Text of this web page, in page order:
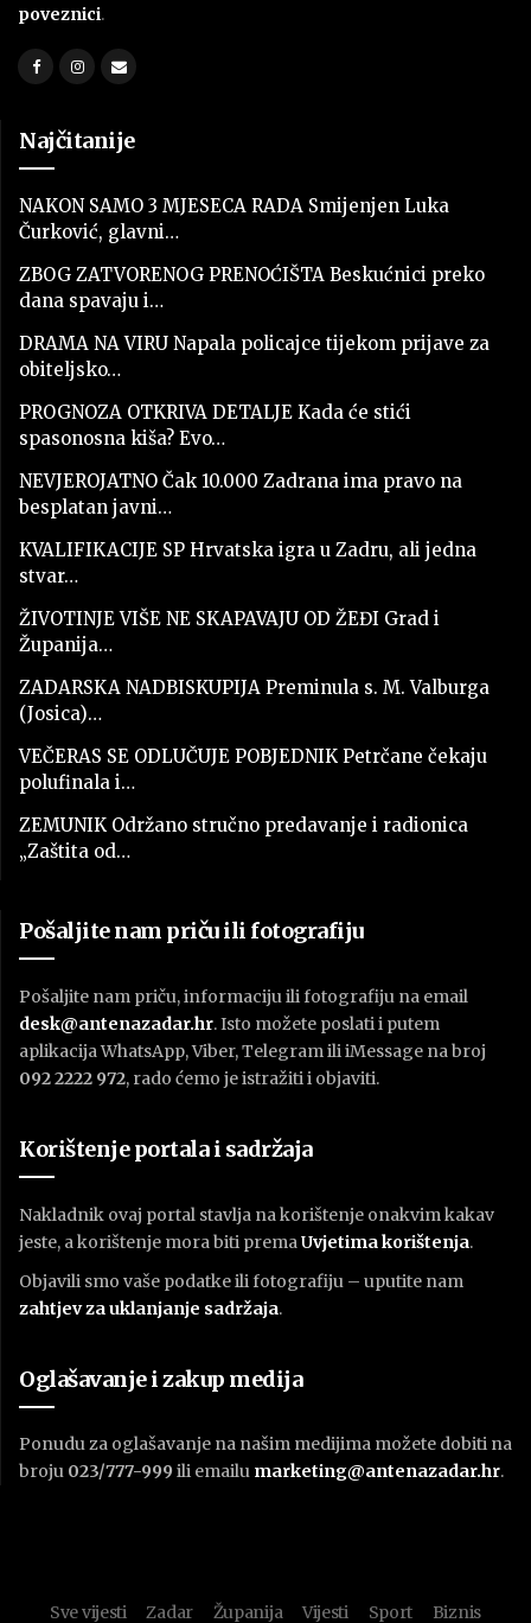
poveznici.
Najčitanije
NAKON SAMO 3 MJESECA RADA Smijenjen Luka
Čurković, glavni…
ZBOG ZATVORENOG PRENOĆIŠTA Beskućnici preko
dana spavaju i…
DRAMA NA VIRU Napala policajce tijekom prijave za
obiteljsko…
PROGNOZA OTKRIVA DETALJE Kada će stići
spasonosna kiša? Evo…
NEVJEROJATNO Čak 10.000 Zadrana ima pravo na
besplatan javni…
KVALIFIKACIJE SP Hrvatska igra u Zadru, ali jedna
stvar…
ŽIVOTINJE VIŠE NE SKAPAVAJU OD ŽEĐI Grad i
Županija…
ZADARSKA NADBISKUPIJA Preminula s. M. Valburga
(Josica)…
VEČERAS SE ODLUČUJE POBJEDNIK Petrčane čekaju
polufinala i…
ZEMUNIK Održano stručno predavanje i radionica
„Zaštita od…
Pošaljite nam priču ili fotografiju
Pošaljite nam priču, informaciju ili fotografiju na email
desk@antenazadar.hr. Isto možete poslati i putem
aplikacija WhatsApp, Viber, Telegram ili iMessage na broj
092 2222 972, rado ćemo je istražiti i objaviti.
Korištenje portala i sadržaja
Nakladnik ovaj portal stavlja na korištenje onakvim kakav
jeste, a korištenje mora biti prema Uvjetima korištenja.
Objavili smo vaše podatke ili fotografiju – uputite nam
zahtjev za uklanjanje sadržaja.
Oglašavanje i zakup medija
Ponudu za oglašavanje na našim medijima možete dobiti na
broju 023/777-999 ili emailu marketing@antenazadar.hr.
Sve vijesti Zadar Županija Vijesti Sport Biznis